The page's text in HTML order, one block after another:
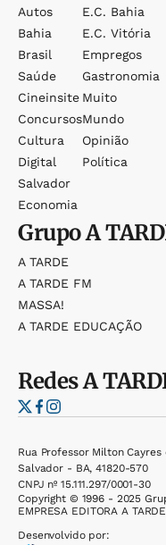
Autos
Bahia
Brasil
Saúde
Cineinsite
Concursos
Cultura
Digital
Salvador
Economia
E.c. Bahia
E.c. Vitória
Empregos
Gastronomia
Muito
Mundo
Opinião
Política
GrupoA
A TARDE
A TARDE FM
MASSA!
A TARDE EDUCAÇÃO
RedesA
Rua Professor Milton
Salvador - BA, 41820-570
CNPJ nº 15.111.297/0001-30
Copyright © 1996 - 2025
EMPRESA EDITORA A
Desenvolvido por: